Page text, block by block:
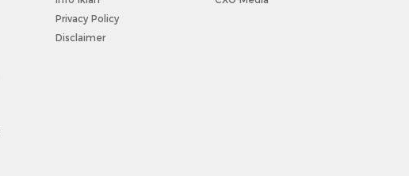
Privacy Policy
Disclaimer